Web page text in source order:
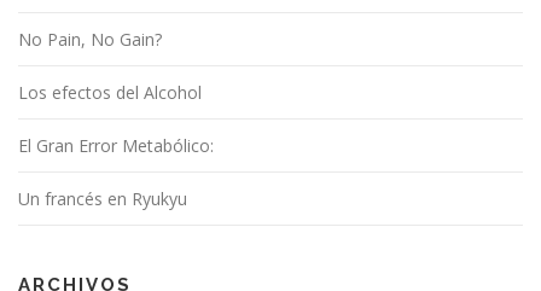
No Pain, No Gain?
Los efectos del Alcohol
El Gran Error Metabólico:
Un francés en Ryukyu
ARCHIVOS